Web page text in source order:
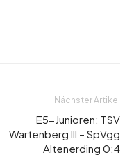
Nächster Artikel
E5-Junioren: TSV
Wartenberg III – SpVgg
Altenerding 0:4